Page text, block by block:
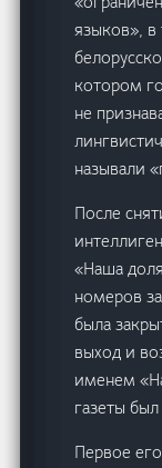
языков»,
котором
не
называли
После
«Наша
номеров
была
выход и
именем
газеты
Первое